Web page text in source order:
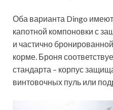
Оба варианта Dingo
капотной компоновки с
и частично
корме. Броня
стандарта – корпус
винтовочных пуль или